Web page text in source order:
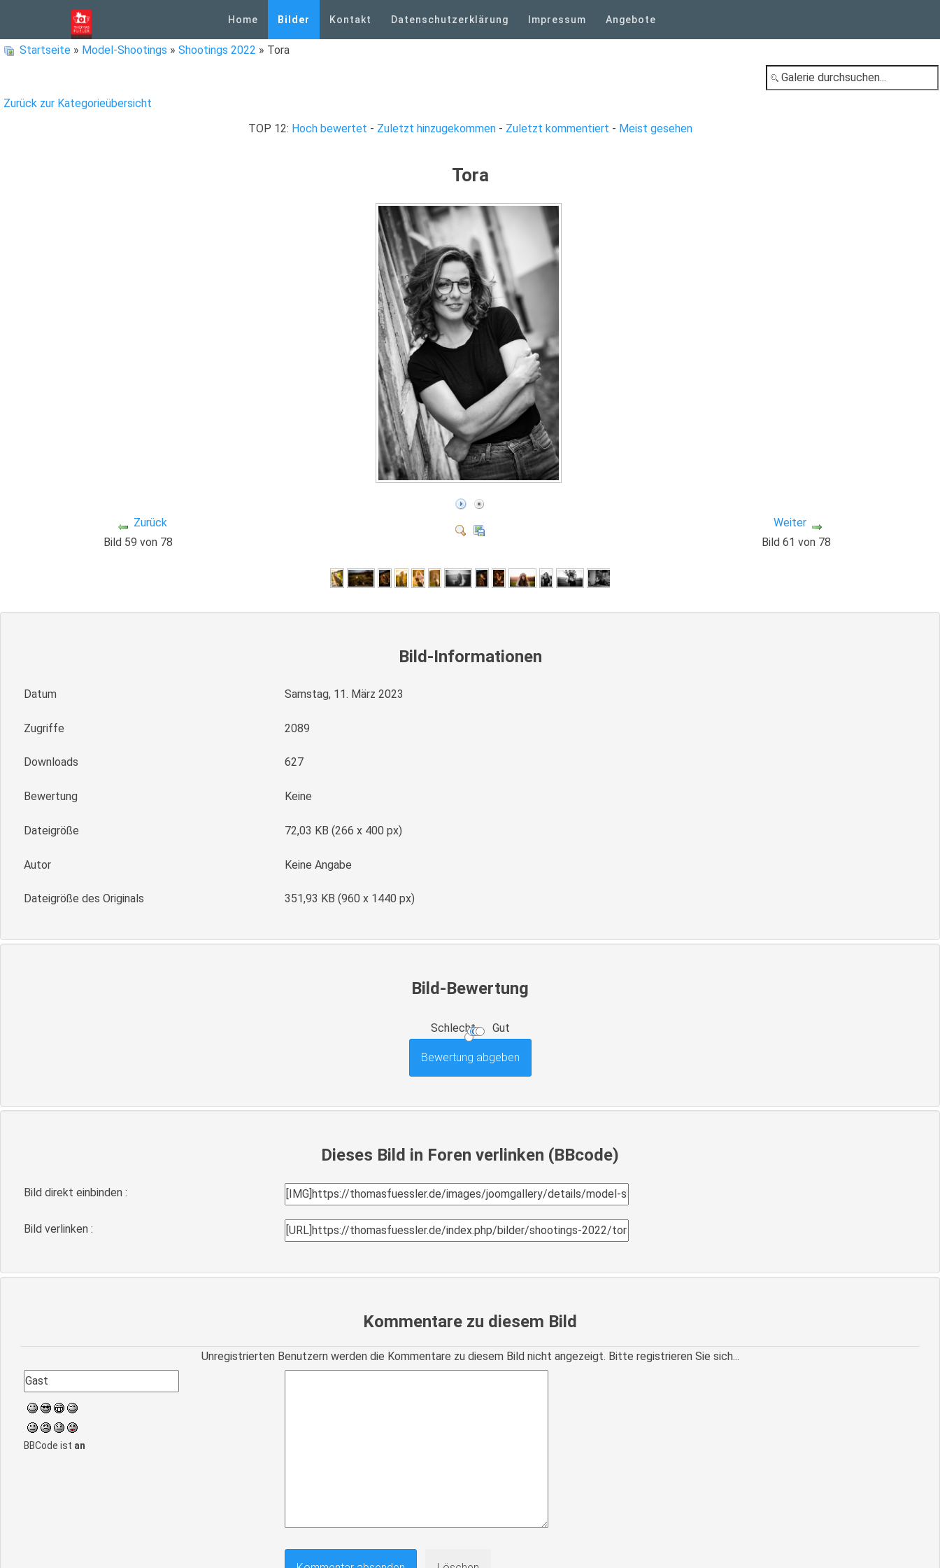
Home Bilder Kontakt Datenschutzerklärung Impressum Angebote
Startseite » Model-Shootings » Shootings 2022 » Tora
Zurück zur Kategorieübersicht
TOP 12: Hoch bewertet - Zuletzt hinzugekommen- Zuletzt kommentiert - Meist gesehen
Tora
Zurück
Bild 59 von 78
Weiter
Bild 61 von 78
Bild-Informationen
Datum Samstag, 11. März 2023
Zugriffe 2089
Downloads 627
Bewertung Keine
Dateigröße 72,03 KB (266 x 400 px)
Autor Keine Angabe
Dateigröße des Originals 351,93 KB (960 x 1440 px)
Bild-Bewertung
Schlecht Gut
Dieses Bild in Foren verlinken (BBcode)
Bild direkt einbinden :
Bild verlinken :
Kommentare zu diesem Bild
Unregistrierten Benutzern werden die Kommentare zu diesem Bild nicht angezeigt. Bitte registrieren Sie sich...
BBCode ist an